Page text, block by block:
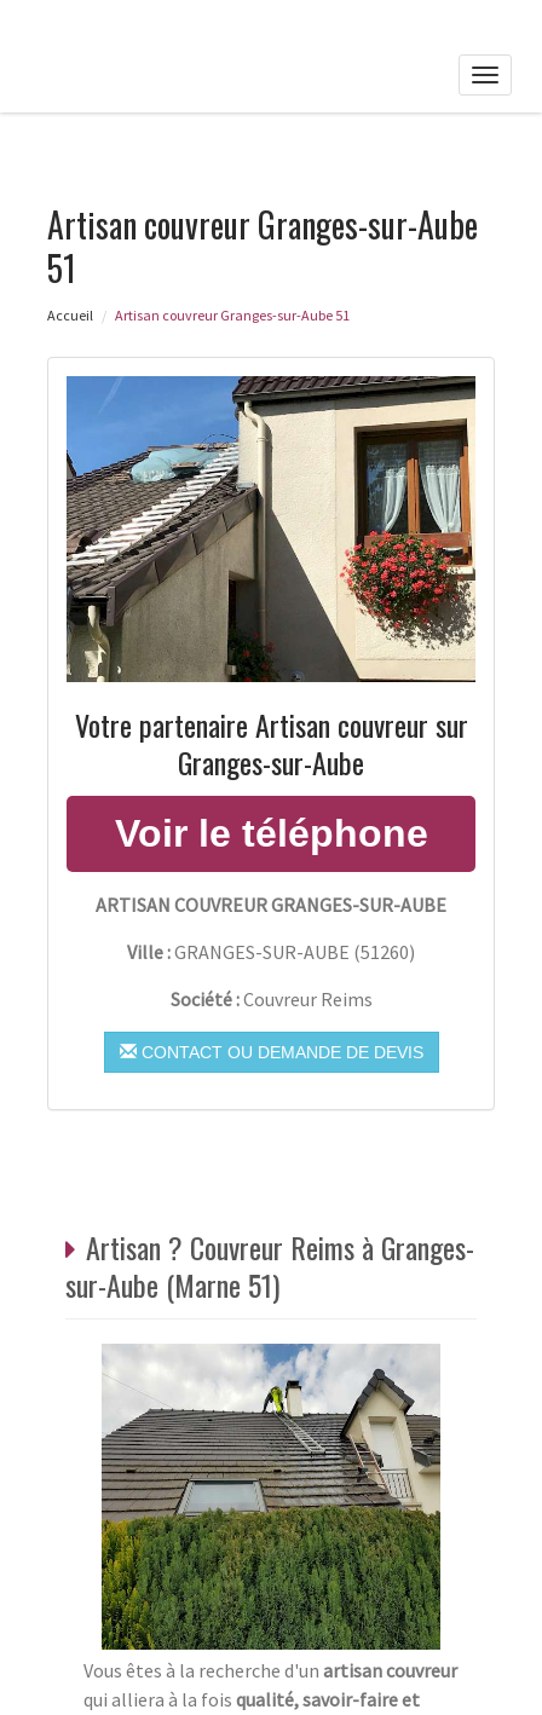
Toggle
Artisan couvreur Granges-sur-Aube
51
Accueil Artisan couvreur Granges-sur-Aube 51
Votre partenaire Artisan couvreur sur
Granges-sur-Aube
ARTISAN COUVREUR GRANGES-SUR-AUBE
Ville :GRANGES-SUR-AUBE (51260)
Société :Couvreur Reims
CONTACT OU DEMANDE DE DEVIS
Artisan ? Couvreur Reims à Granges-
sur-Aube (Marne 51)
Vous êtes à la recherche d'un artisan couvreur
qui alliera à la fois qualité, savoir-faire et